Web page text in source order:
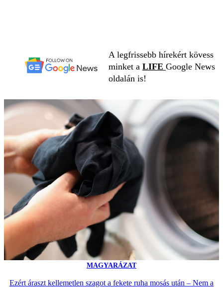
A legfrissebb hírekért kövess
minket a LIFE Google News
oldalán is!
MAGYARÁZAT
Ezért áraszt kellemetlen szagot a fekete ruha mosás után – Nem a